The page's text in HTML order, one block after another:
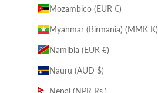
Mozambico (EUR €)
Myanmar (Birmania) (MMK K)
Namibia (EUR €)
Nauru (AUD $)
Nepal (NPR Rs.)